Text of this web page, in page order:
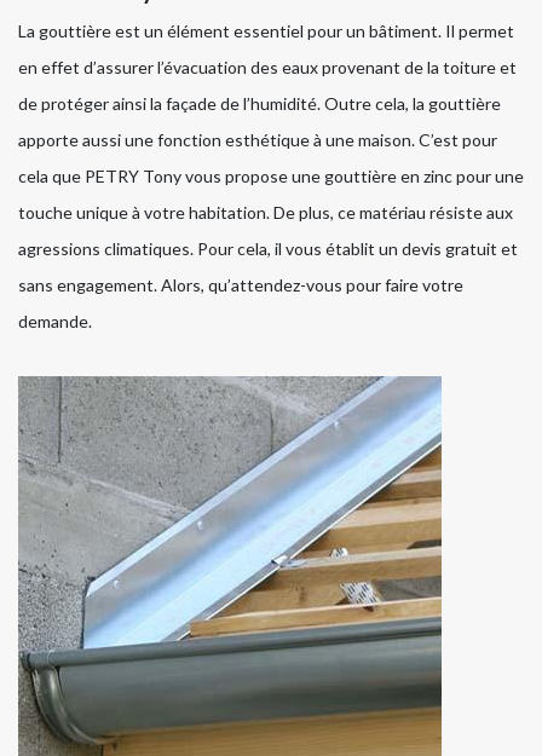
La gouttière est un élément essentiel pour un bâtiment. Il permet
en effet d’assurer l’évacuation des eaux provenant de la toiture et
de protéger ainsi la façade de l’humidité. Outre cela, la gouttière
apporte aussi une fonction esthétique à une maison. C’est pour
cela que PETRY Tony vous propose une gouttière en zinc pour une
touche unique à votre habitation. De plus, ce matériau résiste aux
agressions climatiques. Pour cela, il vous établit un devis gratuit et
sans engagement. Alors, qu’attendez-vous pour faire votre
demande.